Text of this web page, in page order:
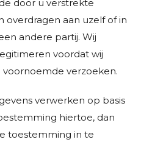
door u verstrekte
overdragen aan uzelf of in
andere partij. Wij
voordat wij
verzoeken.
verwerken op basis
hiertoe, dan
toestemming in te